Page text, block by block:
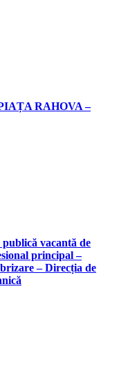
RAHOVA –
vacantă de
principal –
– Direcția de